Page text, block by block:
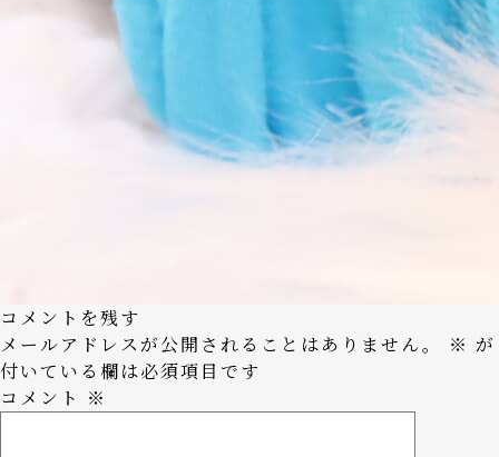
コメントを残す
メールアドレスが公開されることはありません。
※ が
付いている欄は必須項目です
コメント ※